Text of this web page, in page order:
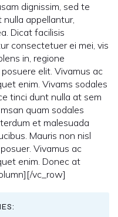
dignissim, sed te
nulla appellantur,
Dicat facilisis
consectetuer ei mei, vis
in, regione
elit. Vivamus ac
enim. Vivams sodales
tinci dunt nulla at sem
quam sodales
et malesuada
Mauris non nisl
Vivamus ac
enim. Donec at
vc_row]